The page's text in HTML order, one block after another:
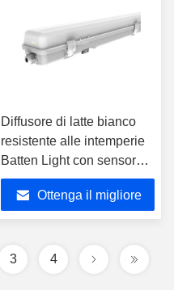
Diffusore di latte bianco
resistente alle intemperie
Batten Light con sensore
CCT LED variabile
Ottenga il migliore
3 4